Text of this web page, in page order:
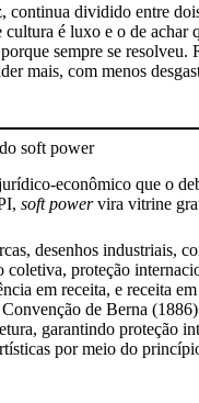
continua dividido entre
cultura é luxo e o de achar
sempre se resolveu.
mais, com menos
soft power
econômico que o
soft powervira vitrine
desenhos industriais,
coletiva, proteção
em receita, e receita
de Berna
garantindo proteção
por meio do